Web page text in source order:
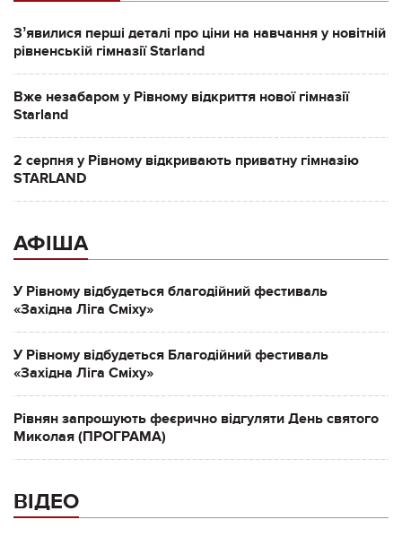
Зʼявилися перші деталі про ціни на навчання у новітній
рівненській гімназії Starland
Вже незабаром у Рівному відкриття нової гімназії
Starland
2 серпня у Рівному відкривають приватну гімназію
STARLAND
АФІША
У Рівному відбудеться благодійний фестиваль
«Західна Ліга Сміху»
У Рівному відбудеться Благодійний фестиваль
«Західна Ліга Сміху»
Рівнян запрошують феєрично відгуляти День святого
Миколая (ПРОГРАМА)
ВІДЕО